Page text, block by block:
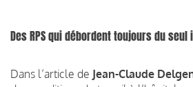
Des RPS qui débordent toujours du seul
Dans l’article de Jean-Claude